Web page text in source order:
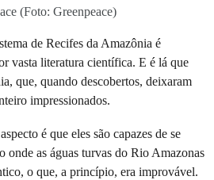
(Foto: Greenpeace)
de Recifes da Amazônia é
vasta literatura científica. E é lá que
que, quando descobertos, deixaram
impressionados.
é que eles são capazes de se
onde as águas turvas do Rio Amazonas
o que, a princípio, era improvável.